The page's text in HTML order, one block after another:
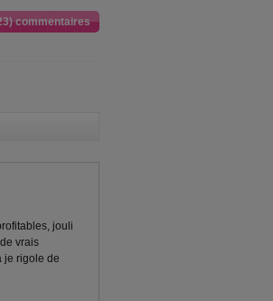
commentaires
jouli
vrais
je rigole de